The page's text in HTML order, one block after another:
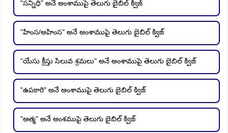
"సన్నిధి" అనే అంశాముపై తెలుగు బైబిల్ క్విజ్
"హింస/అహింస" అనే అంశాముపై తెలుగు బైబిల్ క్విజ్
"యేసు క్రీస్తు సిలువ శ్రమలు" అనే అంశాముపై తెలుగు బైబిల్ క్విజ్
"ఉపకారి" అనే అంశాముపై తెలుగు బైబిల్ క్విజ్
"ఆత్మ" అనే అంశముపై తెలుగు బైబిల్ క్విజ్